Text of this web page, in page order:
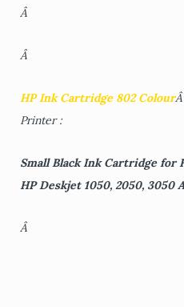
Â
Â
HP Ink Cartridge 802 Colour
Printer :
Small Black Ink Cartridge for
HP Deskjet 1050, 2050, 3050
Â